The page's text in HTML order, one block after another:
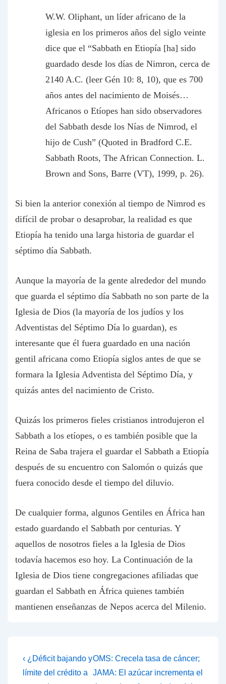
W.W. Oliphant, un líder africano de la
iglesia en los primeros años del siglo veinte
dice que el “Sabbath en Etiopía [ha] sido
guardado desde los días de Nimron, cerca de
2140 A.C. (leer Gén 10: 8, 10), que es 700
años antes del nacimiento de Moisés…
Africanos o Etíopes han sido observadores
del Sabbath desde los Nías de Nimrod, el
hijo de Cush” (Quoted in Bradford C.E.
Sabbath Roots, The African Connection. L.
Brown and Sons, Barre (VT), 1999, p. 26).
Si bien la anterior conexión al tiempo de Nimrod es
difícil de probar o desaprobar, la realidad es que
Etiopía ha tenido una larga historia de guardar el
séptimo día Sabbath.
Aunque la mayoría de la gente alrededor del mundo
que guarda el séptimo día Sabbath no son parte de la
Iglesia de Dios (la mayoría de los judíos y los
Adventistas del Séptimo Día lo guardan), es
interesante que él fuera guardado en una nación
gentil africana como Etiopía siglos antes de que se
formara la Iglesia Adventista del Séptimo Día, y
quizás antes del nacimiento de Cristo.
Quizás los primeros fieles cristianos introdujeron el
Sabbath a los etíopes, o es también posible que la
Reina de Saba trajera el guardar el Sabbath a Etiopía
después de su encuentro con Salomón o quizás que
fuera conocido desde el tiempo del diluvio.
De cualquier forma, algunos Gentiles en África han
estado guardando el Sabbath por centurias. Y
aquellos de nosotros fieles a la Iglesia de Dios
todavía hacemos eso hoy. La Continuación de la
Iglesia de Dios tiene congregaciones afiliadas que
guardan el Sabbath en África quienes también
mantienen enseñanzas de Nepos acerca del Milenio.
Post
navigation
Previous
Post
‹ ¿Déficit bajando y
límite del crédito a
Next
Post
OMS: Crecela tasa de cáncer;
JAMA: El azúcar incrementa el